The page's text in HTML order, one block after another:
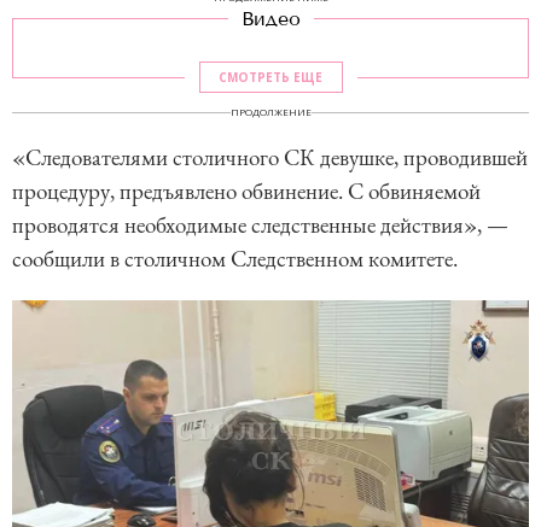
Видео
СМОТРЕТЬ ЕЩЕ
ПРОДОЛЖЕНИЕ
«Следователями столичного СК девушке, проводившей
процедуру, предъявлено обвинение. С обвиняемой
проводятся необходимые следственные действия», —
сообщили в столичном Следственном комитете.